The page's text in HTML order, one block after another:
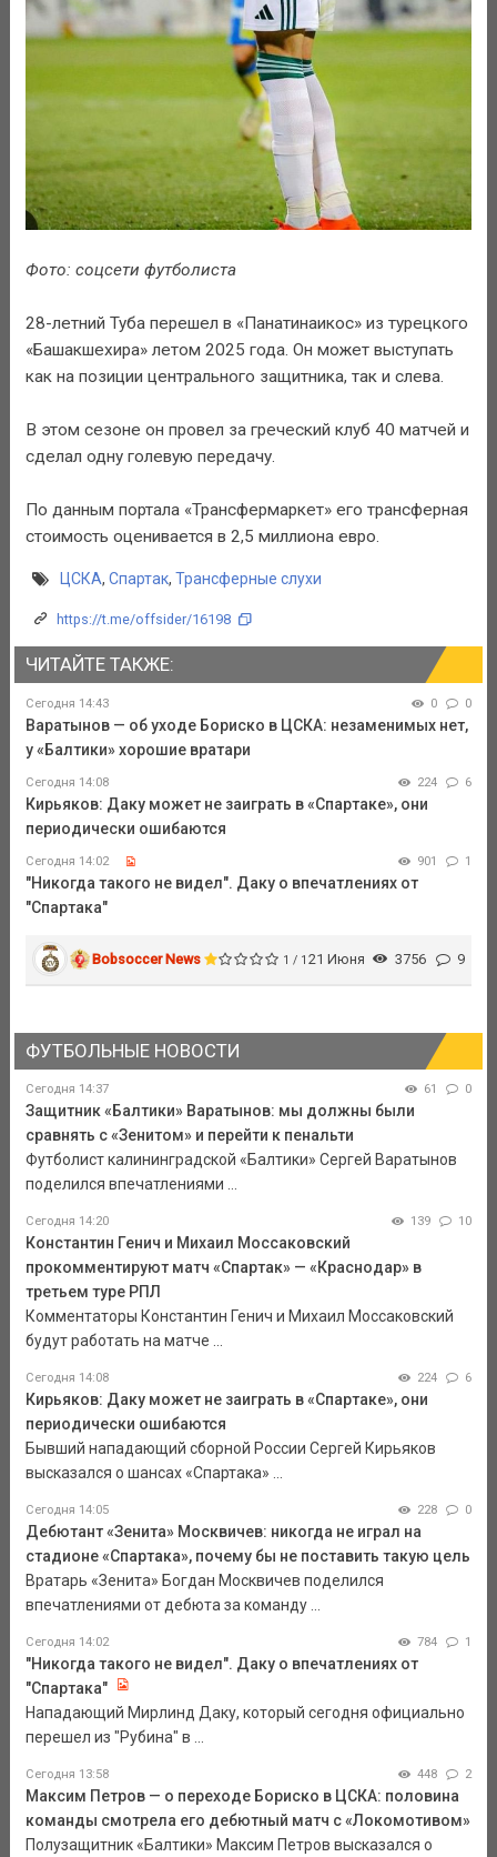
Фото: соцсети футболиста
28-летний Туба перешел в «Панатинаикос» из турецкого
«Башакшехира» летом 2025 года. Он может выступать
как на позиции центрального защитника, так и слева.
В этом сезоне он провел за греческий клуб 40 матчей и
сделал одну голевую передачу.
По данным портала «Трансфермаркет» его трансферная
стоимость оценивается в 2,5 миллиона евро.
ЦСКА, Спартак, Трансферные слухи
https://t.me/offsider/16198
ЧИТАЙТЕ ТАКЖЕ:
Сегодня 14:43 0 0
Варатынов — об уходе Бориско в ЦСКА: незаменимых нет,
у «Балтики» хорошие вратари
Сегодня 14:08 224 6
Кирьяков: Даку может не заиграть в «Спартаке», они
периодически ошибаются
Сегодня 14:02 901 1
"Никогда такого не видел". Даку о впечатлениях от
"Спартака"
Bobsoccer News 1 / 1 21 Июня 3756 9
ФУТБОЛЬНЫЕ НОВОСТИ
Сегодня 14:37 61 0
Защитник «Балтики» Варатынов: мы должны были
сравнять с «Зенитом» и перейти к пенальти
Футболист калининградской «Балтики» Сергей Варатынов
поделился впечатлениями ...
Сегодня 14:20 139 10
Константин Генич и Михаил Моссаковский
прокомментируют матч «Спартак» — «Краснодар» в
третьем туре РПЛ
Комментаторы Константин Генич и Михаил Моссаковский
будут работать на матче ...
Сегодня 14:08 224 6
Кирьяков: Даку может не заиграть в «Спартаке», они
периодически ошибаются
Бывший нападающий сборной России Сергей Кирьяков
высказался о шансах «Спартака» ...
Сегодня 14:05 228 0
Дебютант «Зенита» Москвичев: никогда не играл на
стадионе «Спартака», почему бы не поставить такую цель
Вратарь «Зенита» Богдан Москвичев поделился
впечатлениями от дебюта за команду ...
Сегодня 14:02 784 1
"Никогда такого не видел". Даку о впечатлениях от
"Спартака"
Нападающий Мирлинд Даку, который сегодня официально
перешел из "Рубина" в ...
Сегодня 13:58 448 2
Максим Петров — о переходе Бориско в ЦСКА: половина
команды смотрела его дебютный матч с «Локомотивом»
Полузащитник «Балтики» Максим Петров высказался о